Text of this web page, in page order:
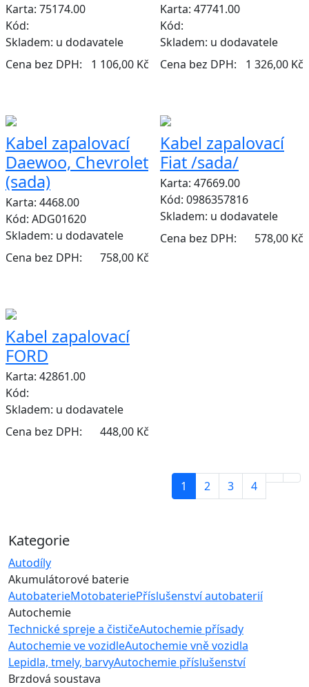
Kategorie
Autodíly
Akumulátorové baterie
AutobaterieMotobateriePříslušenství autobaterií
Autochemie
Technické spreje a čističeAutochemie přísady
Autochemie ve vozidleAutochemie vně vozidla
Lepidla, tmely, barvyAutochemie příslušenství
Brzdová soustava
Karta: 75174.00
Kód:
Skladem: u dodavatele
Cena bez DPH:
1 106,00 Kč
Karta: 47741.00
Kód:
Skladem: u dodavatele
Cena bez DPH:
1 326,00 Kč
Kabel zapalovací
Daewoo, Chevrolet
(sada)
Karta: 4468.00
Kód: ADG01620
Skladem: u dodavatele
Cena bez DPH:
758,00 Kč
Kabel zapalovací
Fiat /sada/
Karta: 47669.00
Kód: 0986357816
Skladem: u dodavatele
Cena bez DPH:
578,00 Kč
Kabel zapalovací
FORD
Karta: 42861.00
Kód:
Skladem: u dodavatele
Cena bez DPH:
448,00 Kč
1 2 3 4